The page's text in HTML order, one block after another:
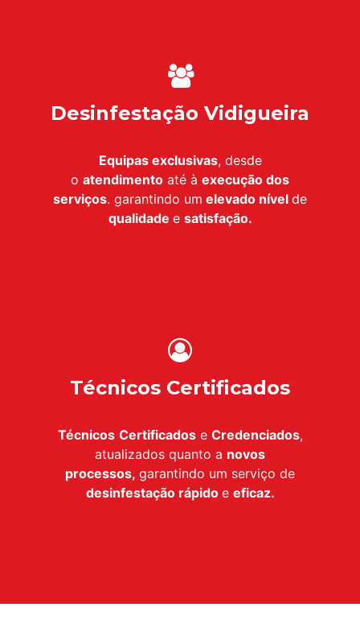
Desinfestação Vidigueira
Equipas exclusivas, desde
o atendimento até à execução dos
serviços. garantindo um elevado nível de
qualidade e satisfação.
Técnicos Certificados
Técnicos Certificadose Credenciados,
atualizados quanto a novos
processos, garantindo um serviço de
desinfestaçãorápido e eficaz.